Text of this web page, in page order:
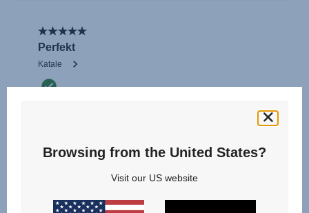
Browsing from the United States?
Visit our US website